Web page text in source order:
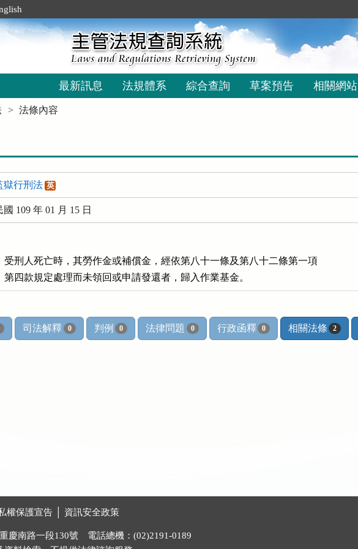
最新訊息 法規體系 綜合查詢 草案預告 相關網站
法條內容
獄行刑法 英
國 109 年 01 月 15 日
受刑人死亡時，其勞作金或補償金，經依第八十一條及第八十二條第一項
第四款規定處理而未領回或申請發還者，歸入作業基金。
司法解釋 0 判例 0 法律問題 0 行政函釋 0 相關法條 2
權保護宣告 資訊安全政策
慶南路一段130號 電話總機：(02)2191-0189